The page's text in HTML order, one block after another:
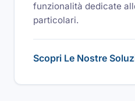
funzionalità dedicate
particolari.
Scopri Le Nostre